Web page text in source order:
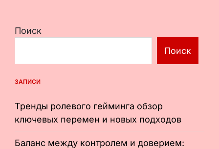
Поиск
Поиск
ЗАПИСИ
Тренды ролевого гейминга обзор
ключевых перемен и новых подходов
Баланс между контролем и доверием: